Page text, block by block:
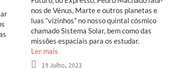
nos de Vénus, Marte e outros planetas e
luas “vizinhos” no nosso quintal cósmico
chamado Sistema Solar, bem como das
missões espaciais para os estudar.
Ler mais
19 Julho, 2023